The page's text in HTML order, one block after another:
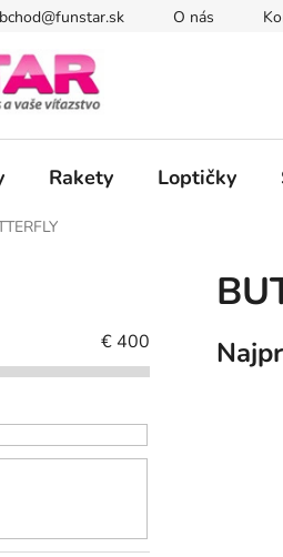
O nás
Rakety Loptičky
€ 400